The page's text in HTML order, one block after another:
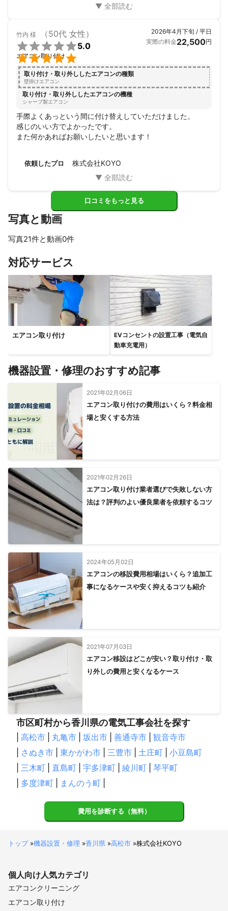
竹内 様 （50代 女性）


5.0
エアコン取り付け
2026年4月下旬 / 平日
実際の料金22,500円
取り付け・取り外ししたエアコンの種類
壁掛けエアコン
取り付け・取り外ししたエアコンの機種
シャープ製エアコン
手際よくあっという間に付け替えしていただけました。
感じのいい方でよかったです。
また何かあればお願いしたいと思います！
依頼したプロ 株式会社KOYO
口コミをもっと見る
写真と動画
写真21件と動画0件
対応サービス
エアコン取り付け
EVコンセントの設置工事（電気自
動車充電用）
機器設置・修理のおすすめ記事
2021年02月06日
エアコン取り付けの費用はいくら？料金相
場と安くする方法
2021年02月26日
エアコン取り付け業者選びで失敗しない方
法は？評判のよい優良業者を依頼するコツ
2024年05月02日
エアコンの移設費用相場はいくら？追加工
事になるケースや安く抑えるコツも紹介
2021年07月03日
エアコン移設はどこが安い？取り付け・取
り外しの費用と安くなるケース
市区町村から香川県の電気工事会社を探す
高松市 丸亀市 坂出市 善通寺市
観音寺市
さぬき市 東かがわ市 三豊市 土庄町
小豆島町
三木町 直島町 宇多津町 綾川町
琴平町
多度津町 まんのう町
費用を診断する（無料）
トップ»機器設置・修理 »香川県 »高松市 »株式会社KOYO
個人向け人気カテゴリ
エアコンクリーニング
エアコン取り付け